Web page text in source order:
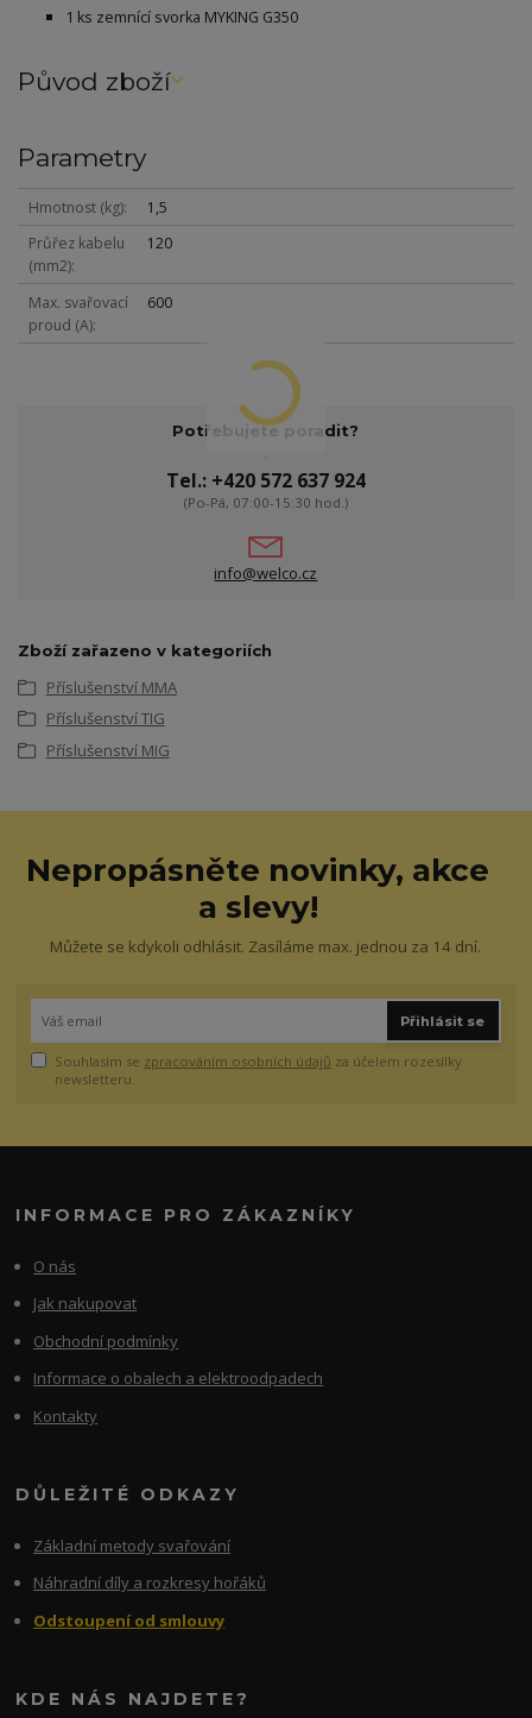
1 ks zemnící svorka MYKING G350
Původ zboží
Parametry
Hmotnost (kg)
1,5
Průřez kabelu
(mm2)
120
Max. svařovací
proud (A)
600
Potřebujete poradit?
Tel.: +420 572 637 924
(Po-Pá, 07:00-15:30 hod.)
info@welco.cz
Zboží zařazeno v kategoriích
Příslušenství MMA
Příslušenství TIG
Příslušenství MIG
Nepropásněte novinky, akce
a slevy!
Můžete se kdykoli odhlásit. Zasíláme max. jednou za 14 dní.
Přihlásit se
Souhlasím se zpracováním osobních údajů za účelem rozesílky
newsletteru.
INFORMACE PRO ZÁKAZNÍKY
O nás
Jak nakupovat
Obchodní podmínky
Informace o obalech a elektroodpadech
Kontakty
DŮLEŽITÉ ODKAZY
Základní metody svařování
Náhradní díly a rozkresy hořáků
Odstoupení od smlouvy
KDE NÁS NAJDETE?